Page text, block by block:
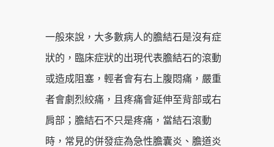
一般來說，大多數病人的膽結石是沒有症
狀的，臨床症狀的出現代表膽結石的滾動
或造成阻塞，輕者會有右上腹悶痛，嚴重
者會劇烈絞痛，且疼痛會延伸至背部或右
肩部；膽結石不只是疼痛，當結石滾動
時，常見的併發症為急性膽囊炎、膽道炎